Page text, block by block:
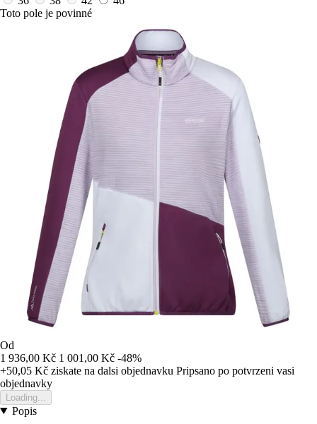
Toto pole je povinné
Od
1 936,00 Kč 1 001,00 Kč -48%
+50,05 Kč ziskate na dalsi objednavku Pripsano po potvrzeni vasi
objednavky
Loading...
Popis